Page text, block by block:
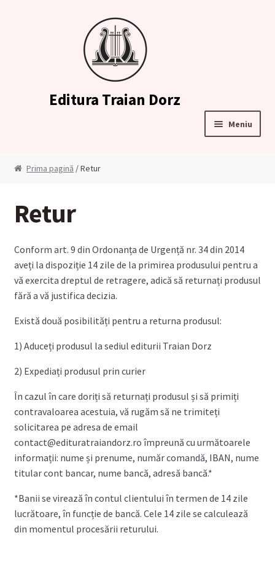
Editura Traian Dorz
Meniu
Cosul meu
Cum comand?
Finalizează Comandă
Livrare
Retur
Termeni și condiții
Prima pagină / Retur
Retur
Conform art. 9 din Ordonanța de Urgență nr. 34 din 2014
aveți la dispoziție 14 zile de la primirea produsului pentru a
vă exercita dreptul de retragere, adică să returnați produsul
fără a vă justifica decizia.
Există două posibilități pentru a returna produsul:
1) Aduceți produsul la sediul editurii Traian Dorz
2) Expediați produsul prin curier
În cazul în care doriți să returnați produsul și să primiți
contravaloarea acestuia, vă rugăm să ne trimiteți
solicitarea pe adresa de email
contact@edituratraiandorz.ro împreună cu următoarele
informații: nume și prenume, număr comandă, IBAN, nume
titular cont bancar, nume bancă, adresă bancă.*
*Banii se virează în contul clientului în termen de 14 zile
lucrătoare, în funcție de bancă. Cele 14 zile se calculează
din momentul procesării returului.